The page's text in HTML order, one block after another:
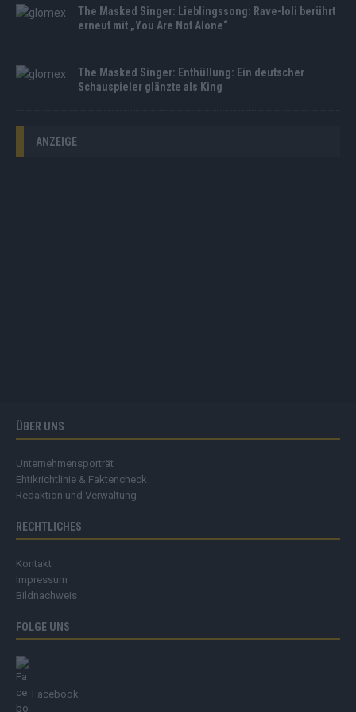
The Masked Singer: Lieblingssong: Rave-Ioli berührt
erneut mit „You Are Not Alone“
The Masked Singer: Enthüllung: Ein deutscher
Schauspieler glänzte als King
ANZEIGE
ÜBER UNS
Unternehmensporträt
Ehtikrichtlinie & Faktencheck
Redaktion und Verwaltung
RECHTLICHES
Kontakt
Impressum
Bildnachweis
FOLGE UNS
Facebook